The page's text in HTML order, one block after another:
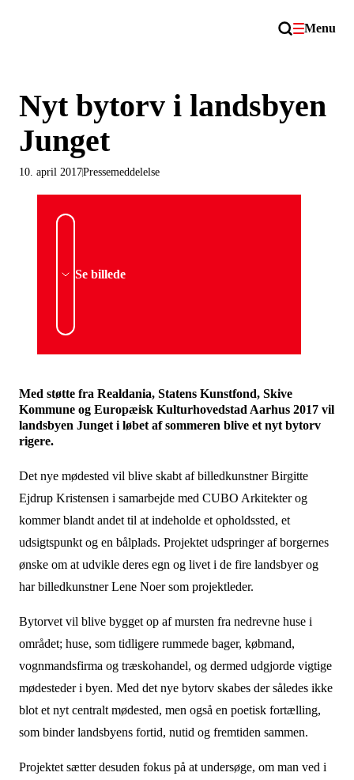
Menu
Nyt bytorv i landsbyen
Junget
Pressemeddelelse
10. april 2017
Se billede
Med støtte fra Realdania, Statens Kunstfond, Skive
Kommune og Europæisk Kulturhovedstad Aarhus 2017 vil
landsbyen Junget i løbet af sommeren blive et nyt bytorv
rigere.
Det nye mødested vil blive skabt af billedkunstner Birgitte
Ejdrup Kristensen i samarbejde med CUBO Arkitekter og
kommer blandt andet til at indeholde et opholdssted, et
udsigtspunkt og en bålplads. Projektet udspringer af borgernes
ønske om at udvikle deres egn og livet i de fire landsbyer og
har billedkunstner Lene Noer som projektleder.
Bytorvet vil blive bygget op af mursten fra nedrevne huse i
området; huse, som tidligere rummede bager, købmand,
vognmandsfirma og træskohandel, og dermed udgjorde vigtige
mødesteder i byen. Med det nye bytorv skabes der således ikke
blot et nyt centralt mødested, men også en poetisk fortælling,
som binder landsbyens fortid, nutid og fremtiden sammen.
Projektet sætter desuden fokus på at undersøge, om man ved i